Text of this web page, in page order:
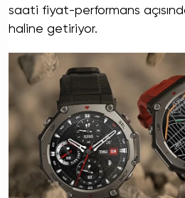
saati fiyat-performans
haline getiriyor.